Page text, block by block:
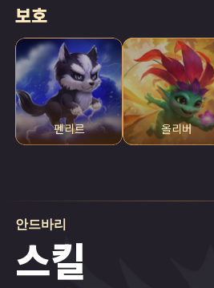
니다. 이 젊은 장인은 고대 참나
리고, 원소 정령의 거대한 불꽃을
소의 의지에 따라 위대한 유물
갖춘 웅장한 외투도 만들었으나
하지만 포기를 모르는 안드바리
지 않았습니다. 역경은 되려 결
동력이 되어주었죠. 자신의 목표
두하다 보니, 안드바리는 어느
트들이 살고 있었습니다. 시력
으며, 아이처럼 평화롭고 순박한
예상치 못했습니다.
보호
펜리르 올리버
안드바리
스킬